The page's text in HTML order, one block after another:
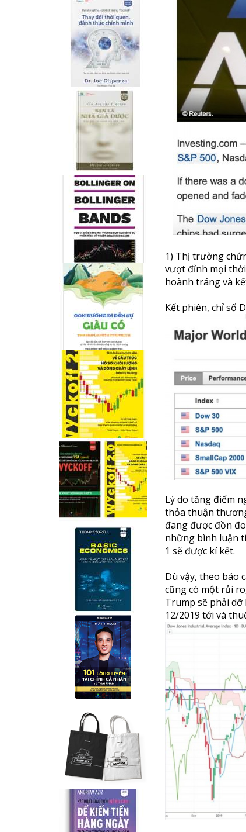
1) Thị trường
vượt đỉnh mọi
hoành tráng và
Kết phiên, chỉ số
Lý do tăng điểm
thỏa thuận
đang được đồn
những bình luận
1 sẽ được kí kết.
Dù vậy, theo báo
cũng có một rủi
Trump sẽ phải dỡ
12/2019 tới và